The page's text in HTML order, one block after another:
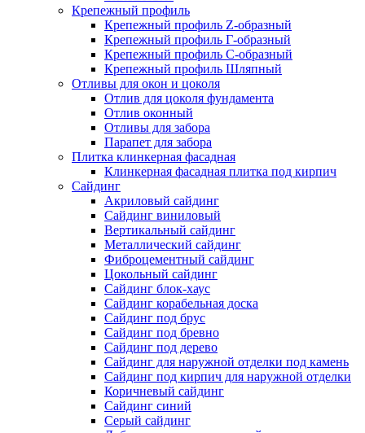
Крепежный профиль
Крепежный профиль Z-образный
Крепежный профиль Г-образный
Крепежный профиль С-образный
Крепежный профиль Шляпный
Отливы для окон и цоколя
Отлив для цоколя фундамента
Отлив оконный
Отливы для забора
Парапет для забора
Плитка клинкерная фасадная
Клинкерная фасадная плитка под кирпич
Сайдинг
Акриловый сайдинг
Сайдинг виниловый
Вертикальный сайдинг
Металлический сайдинг
Фиброцементный сайдинг
Цокольный сайдинг
Сайдинг блок-хаус
Сайдинг корабельная доска
Сайдинг под брус
Сайдинг под бревно
Сайдинг под дерево
Сайдинг для наружной отделки под камень
Сайдинг под кирпич для наружной отделки
Коричневый сайдинг
Сайдинг синий
Серый сайдинг